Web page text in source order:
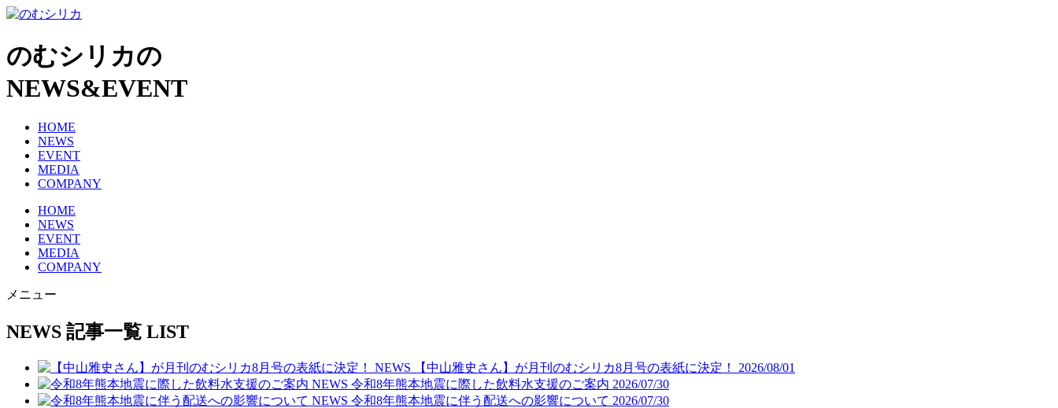
のむシリカの
NEWS&EVENT
HOME
NEWS
EVENT
MEDIA
COMPANY
HOME
NEWS
EVENT
MEDIA
COMPANY
メニュー
NEWS 記事一覧 LIST
NEWS 【中山雅史さん】が月刊のむシリカ8月号の表紙に決定！
2026/08/01
NEWS 令和8年熊本地震に際した飲料水支援のご案内 2026/07/30
NEWS 令和8年熊本地震に伴う配送への影響について 2026/07/30